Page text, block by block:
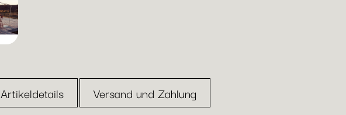
Artikeldetails Versand und Zahlung